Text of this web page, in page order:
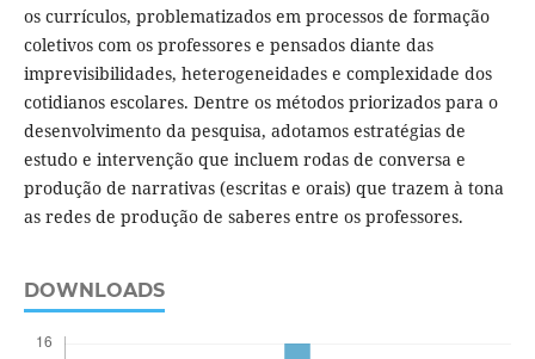
os currículos, problematizados em processos de formação
coletivos com os professores e pensados diante das
imprevisibilidades, heterogeneidades e complexidade dos
cotidianos escolares. Dentre os métodos priorizados para o
desenvolvimento da pesquisa, adotamos estratégias de
estudo e intervenção que incluem rodas de conversa e
produção de narrativas (escritas e orais) que trazem à tona
as redes de produção de saberes entre os professores.
DOWNLOADS